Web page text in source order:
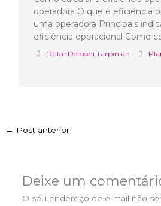
operadora O que é eficiência
uma operadora Principais
eficiência operacional Como
Dulce Delboni Tarpinian •
← Post anterior
Deixe um
O seu endereço de e-mail não